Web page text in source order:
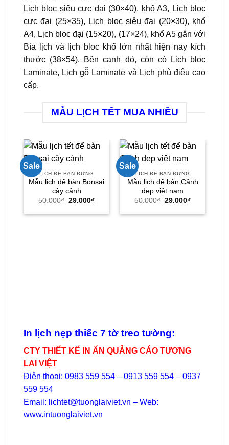
Lịch bloc siêu cực đại (30×40), khổ A3, Lịch bloc
cực đại (25×35), Lịch bloc siêu đại (20×30), khổ
A4, Lịch bloc đại (15×20), (17×24), khổ A5 gắn với
Bìa lịch và lịch bloc khổ lớn nhất hiện nay kích
thước (38×54). Bên cạnh đó, còn có Lịch bloc
Laminate, Lịch gỗ Laminate và Lịch phù điêu cao
cấp.
MẪU LỊCH TẾT MUA NHIỀU
Sale
LỊCH ĐỂ BÀN ĐỨNG
Mẫu lịch để bàn Bonsai
cây cảnh
50.000₫ Giá
là:
29.000₫Giá
tại
Sale
LỊCH ĐỂ BÀN ĐỨNG
Mẫu lịch để bàn Cảnh
đẹp việt nam
50.000₫ Giá
là:
29.000₫Giá
tại
In lịch nẹp thiếc 7 tờ treo tường:
CTY THIẾT KẾ IN ẤN QUẢNG CÁO TƯƠNG
LAI VIỆT
Điện thoại: 0983 559 554 – 0913 559 554 – 0937
559 554
Email: lichtet@tuonglaiviet.vn – Web:
www.intuonglaiviet.vn